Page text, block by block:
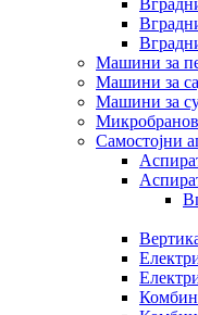
Машини за
Машини за
Машини за
Самостојни